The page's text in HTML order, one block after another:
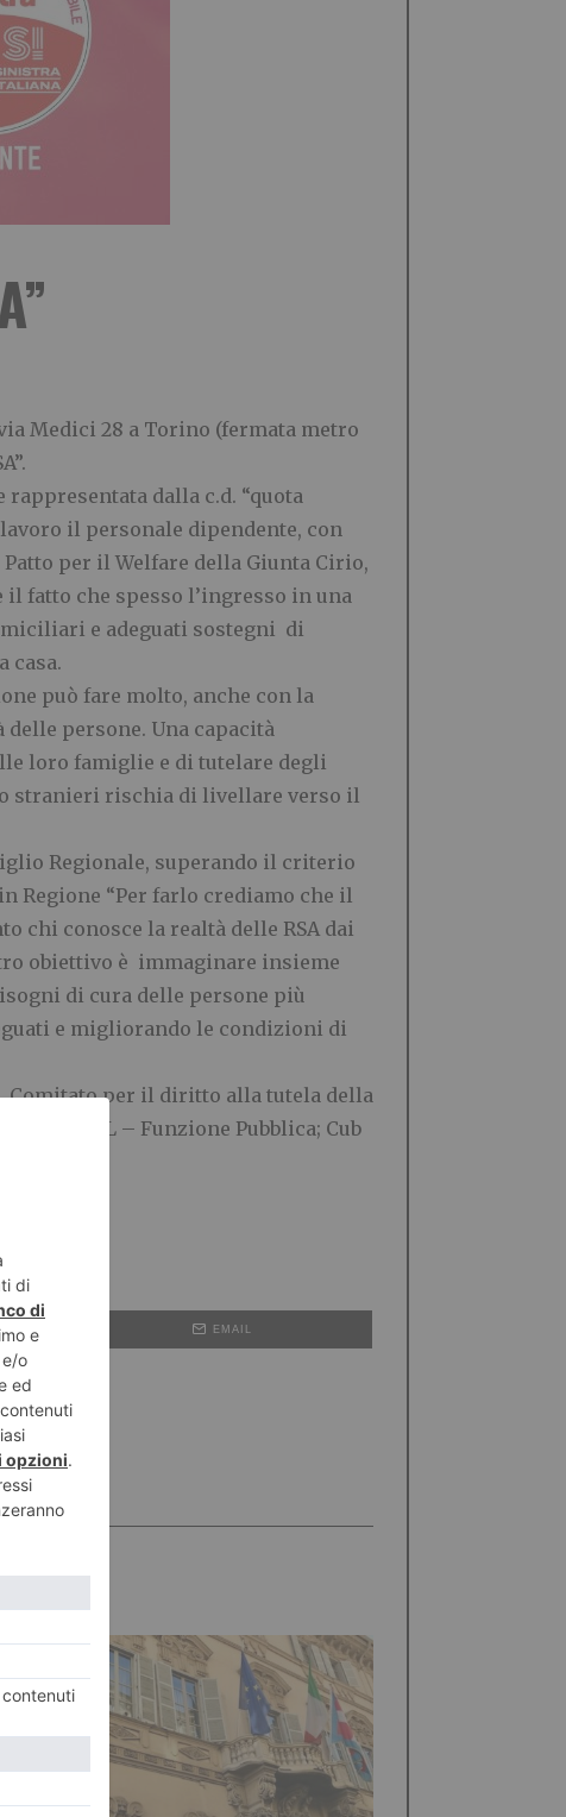
Medici 28 a Torino (fermata metro
dalla c.d. “quota
il personale dipendente, con
per il Welfare della Giunta Cirio,
fatto che spesso l’ingresso in una
e adeguati sostegni di
casa.
può fare molto, anche con la
persone. Una capacità
loro famiglie e di tutelare degli
stranieri rischia di livellare verso il
Regionale, superando il criterio
Regione “Per farlo crediamo che il
chi conosce la realtà delle RSA dai
obiettivo è immaginare insieme
di cura delle persone più
e migliorando le condizioni di
Comitato per il diritto alla tutela della
CGIL – Funzione Pubblica; Cub
EMAIL